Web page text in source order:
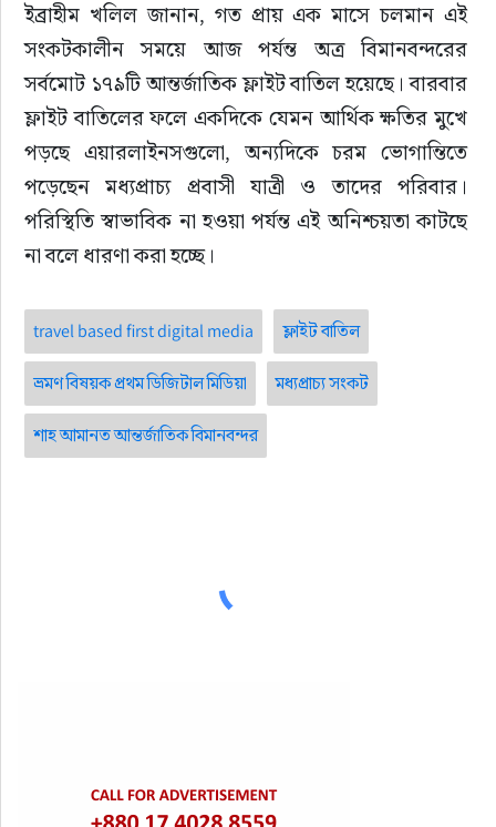
ইব্রাহীম খলিল জানান, গত প্রায় এক মাসে চলমান এই
সংকটকালীন সময়ে আজ পর্যন্ত অত্র বিমানবন্দরের
সর্বমোট ১৭৯টি আন্তর্জাতিক ফ্লাইট বাতিল হয়েছে। বারবার
ফ্লাইট বাতিলের ফলে একদিকে যেমন আর্থিক ক্ষতির মুখে
পড়ছে এয়ারলাইনসগুলো, অন্যদিকে চরম ভোগান্তিতে
পড়েছেন মধ্যপ্রাচ্য প্রবাসী যাত্রী ও তাদের পরিবার।
পরিস্থিতি স্বাভাবিক না হওয়া পর্যন্ত এই অনিশ্চয়তা কাটছে
না বলে ধারণা করা হচ্ছে।
travel based first digital media ফ্লাইট বাতিল
ভ্রমণ বিষয়ক প্রথম ডিজিটাল মিডিয়া মধ্যপ্রাচ্য সংকট
শাহ আমানত আন্তর্জাতিক বিমানবন্দর